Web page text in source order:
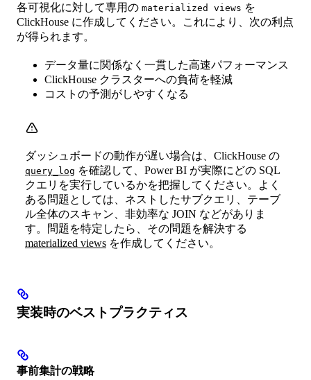
各可視化に対して専用の materialized views を
ClickHouse に作成してください。これにより、次の利点
が得られます。
データ量に関係なく一貫した高速パフォーマンス
ClickHouse クラスターへの負荷を軽減
コストの予測がしやすくなる
ダッシュボードの動作が遅い場合は、ClickHouse の
query_log を確認して、Power BI が実際にどの SQL
クエリを実行しているかを把握してください。よく
ある問題としては、ネストしたサブクエリ、テーブ
ル全体のスキャン、非効率な JOIN などがありま
す。問題を特定したら、その問題を解決する
materialized views を作成してください。
実装時のベストプラクティス
事前集計の戦略